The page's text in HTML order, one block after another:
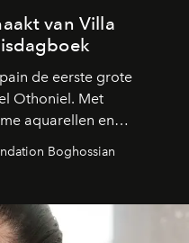
van Villa
de eerste grote
Othoniel. Met
aquarellen en
de herinnering
Boghossian